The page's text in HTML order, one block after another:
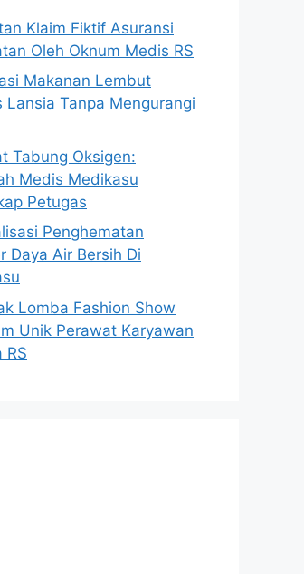
Klaim Fiktif Asuransi
Oleh Oknum Medis RS
Makanan Lembut
Lansia Tanpa Mengurangi
Tabung Oksigen:
Medis Medikasu
Petugas
Penghematan
Daya Air Bersih Di
Lomba Fashion Show
Unik Perawat Karyawan
RS